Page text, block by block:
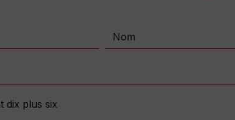
dix plus six